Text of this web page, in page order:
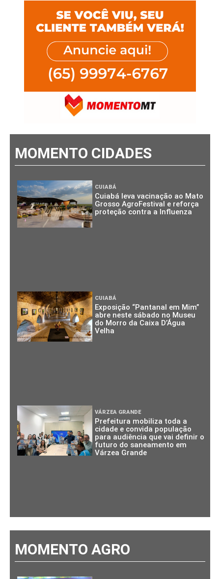
MOMENTO CIDADES
CUIABÁ
Cuiabá leva vacinação ao Mato
Grosso AgroFestival e reforça
proteção contra a Influenza
CUIABÁ
Exposição “Pantanal em Mim”
abre neste sábado no Museu
do Morro da Caixa D’Água
Velha
VÁRZEA GRANDE
Prefeitura mobiliza toda a
cidade e convida população
para audiência que vai definir o
futuro do saneamento em
Várzea Grande
MOMENTO AGRO